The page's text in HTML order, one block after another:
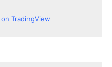
TradingView